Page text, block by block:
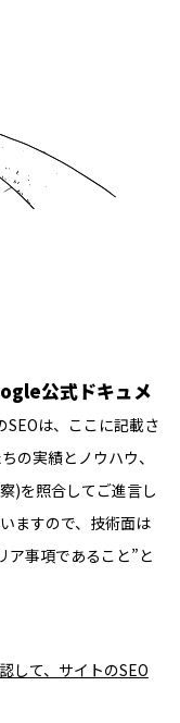
公式ドキュメ
SEOは、ここに記載さ
の実績とノウハウ、
)を照合してご進言し
ますので、技術面は
ア事項であること”と
して、サイトのSEO